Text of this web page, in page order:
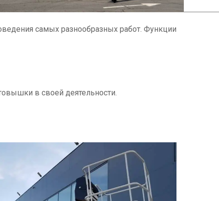
самых разнообразных работ. Функции
в своей деятельности.